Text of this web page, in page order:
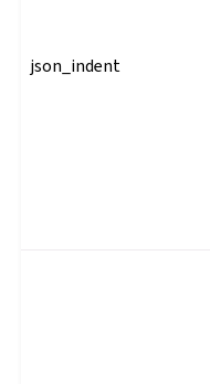
json_indent